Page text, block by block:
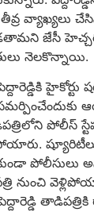
వ్యాఖ్యలు
జేసీ
నెలకొన్నాయి.
హైకోర్టు
పోలీస్
పోలీసులు
నుంచి